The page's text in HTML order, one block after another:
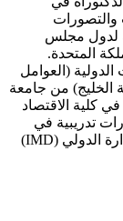
والتصورات
مقارنة لدول مجلس
المتحدة.
(العوامل
الخليج) من جامعة
كلية الاقتصاد
تدريبية في
مجال القيادة والإدارة المتقدمة، (معهد الإدارة الدولي (IMD)